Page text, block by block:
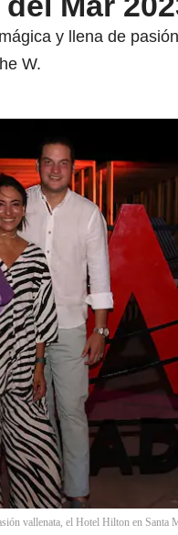
y llena de
W.
vallenata, el Hotel Hilton en Santa